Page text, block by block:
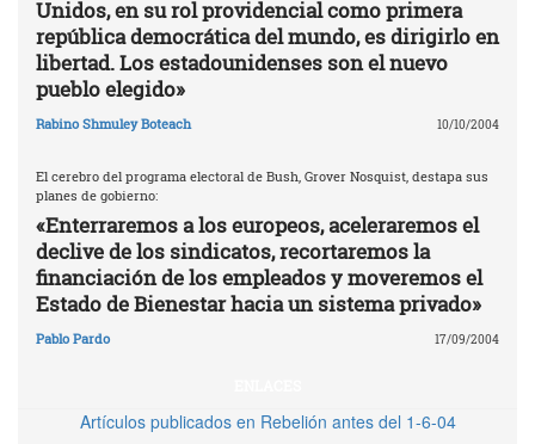
Unidos, en su rol providencial como primera
república democrática del mundo, es dirigirlo en
libertad. Los estadounidenses son el nuevo
pueblo elegido»
Rabino Shmuley Boteach 10/10/2004
El cerebro del programa electoral de Bush, Grover Nosquist, destapa sus
planes de gobierno:
«Enterraremos a los europeos, aceleraremos el
declive de los sindicatos, recortaremos la
financiación de los empleados y moveremos el
Estado de Bienestar hacia un sistema privado»
Pablo Pardo 17/09/2004
Artículos publicados en Rebelión antes del 1-6-04